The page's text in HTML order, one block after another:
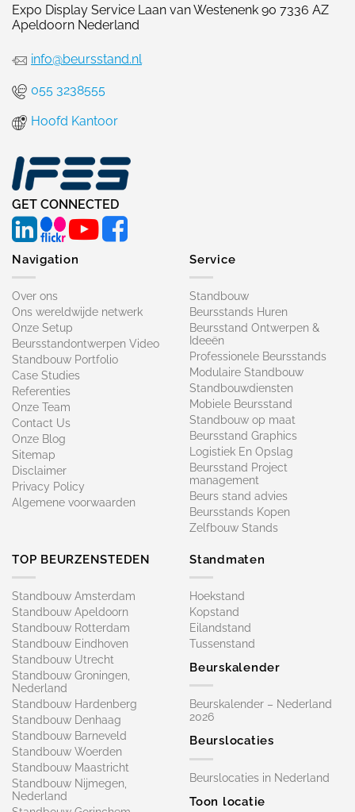
Expo Display Service Laan van Westenenk 90 7336 AZ
Apeldoorn Nederland
info@beursstand.nl
055 3238555
Hoofd Kantoor
GET CONNECTED
Navigation
Over ons
Ons wereldwijde netwerk
Onze Setup
Beursstandontwerpen Video
Standbouw Portfolio
Case Studies
Referenties
Onze Team
Contact Us
Onze Blog
Sitemap
Disclaimer
Privacy Policy
Algemene voorwaarden
Service
Standbouw
Beursstands Huren
Beursstand Ontwerpen &
Ideeën
Professionele Beursstands
Modulaire Standbouw
Standbouwdiensten
Mobiele Beursstand
Standbouw op maat​
Beursstand Graphics
Logistiek En Opslag
Beursstand Project
management
Beurs stand advies
Beursstands Kopen
Zelfbouw Stands
TOP BEURZENSTEDEN
Standbouw Amsterdam
Standbouw Apeldoorn
Standbouw Rotterdam
Standbouw Eindhoven
Standbouw Utrecht
Standbouw Groningen,
Nederland
Standbouw Hardenberg
Standbouw Denhaag
Standbouw Barneveld
Standbouw Woerden
Standbouw Maastricht
Standbouw Nijmegen,
Nederland
Standmaten
Hoekstand
Kopstand
Eilandstand
Tussenstand
Beurskalender
Beurskalender – Nederland
2026
Beurslocaties
Beurslocaties in Nederland
Toon locatie